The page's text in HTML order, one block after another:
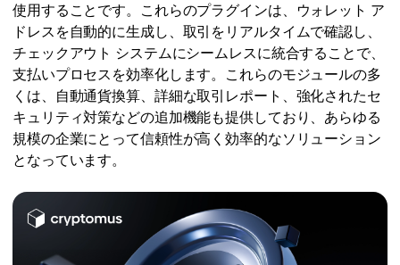
使用することです。これらのプラグインは、ウォレット ア
ドレスを自動的に生成し、取引をリアルタイムで確認し、
チェックアウト システムにシームレスに統合することで、
支払いプロセスを効率化します。これらのモジュールの多
くは、自動通貨換算、詳細な取引レポート、強化されたセ
キュリティ対策などの追加機能も提供しており、あらゆる
規模の企業にとって信頼性が高く効率的なソリューション
となっています。